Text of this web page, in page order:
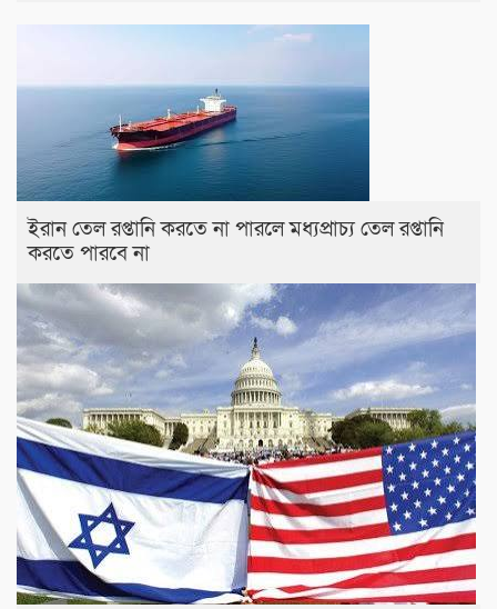
ইরান তেল রপ্তানি করতে না পারলে মধ্যপ্রাচ্য তেল রপ্তানি
করতে পারবে না